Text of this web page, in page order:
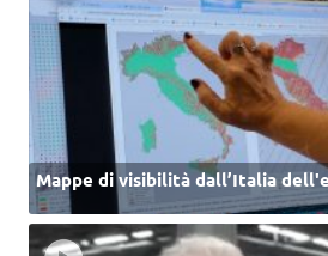
Mappe di visibilità dall’Italia